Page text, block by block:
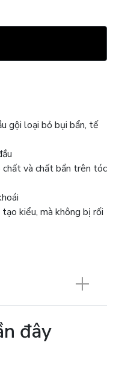
gội loại bỏ bụi bẩn, tế
và chất bẩn trên tóc
kiểu, mà không bị rối
đây